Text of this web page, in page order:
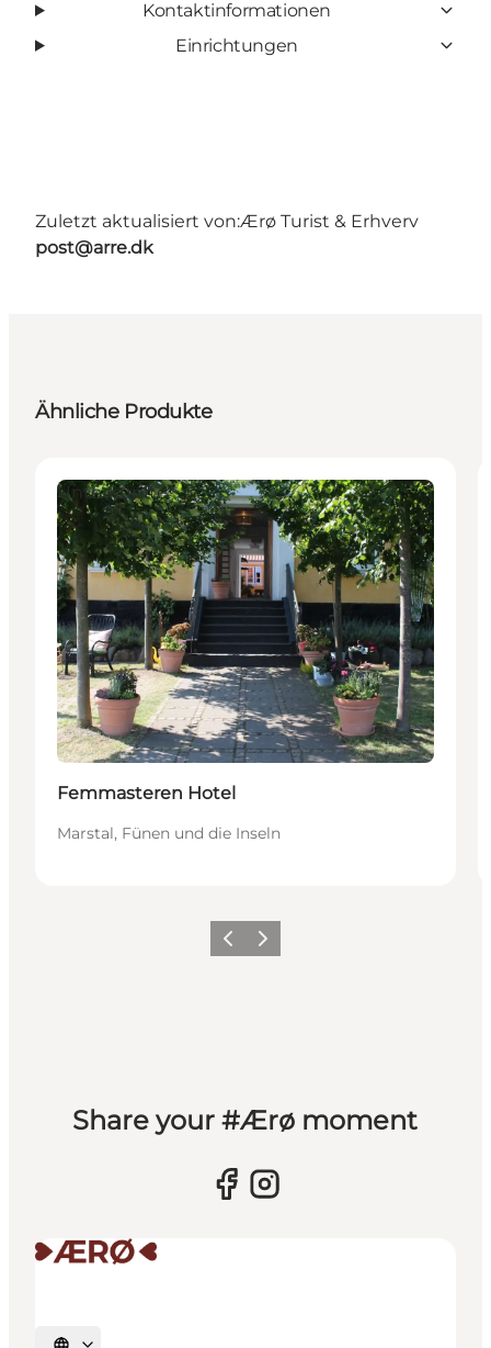
Kontaktinformationen
Einrichtungen
Zuletzt aktualisiert von:Ærø Turist & Erhverv
post@arre.dk
Ähnliche Produkte
Unterkünfte
Femmasteren Hotel
Marstal, Fünen und die Inseln
ZurückWeiter
Share your #Ærø moment